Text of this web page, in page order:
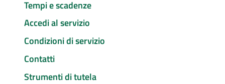
Tempi e scadenze
Accedi al servizio
Condizioni di servizio
Contatti
Strumenti di tutela